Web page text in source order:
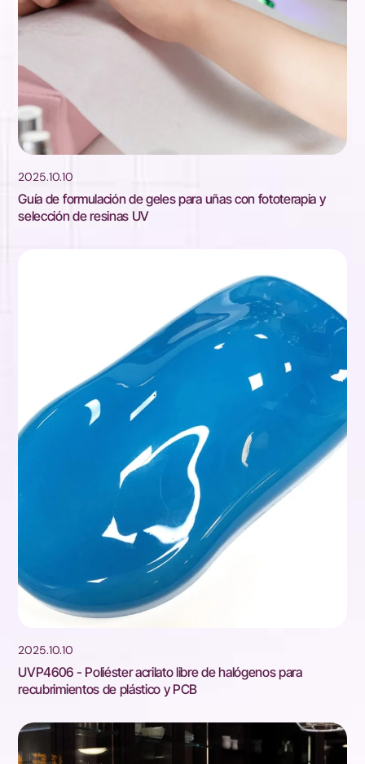
2025.10.10
Guía de formulación de geles para uñas con fototerapia y
selección de resinas UV
2025.10.10
UVP4606 - Poliéster acrilato libre de halógenos para
recubrimientos de plástico y PCB